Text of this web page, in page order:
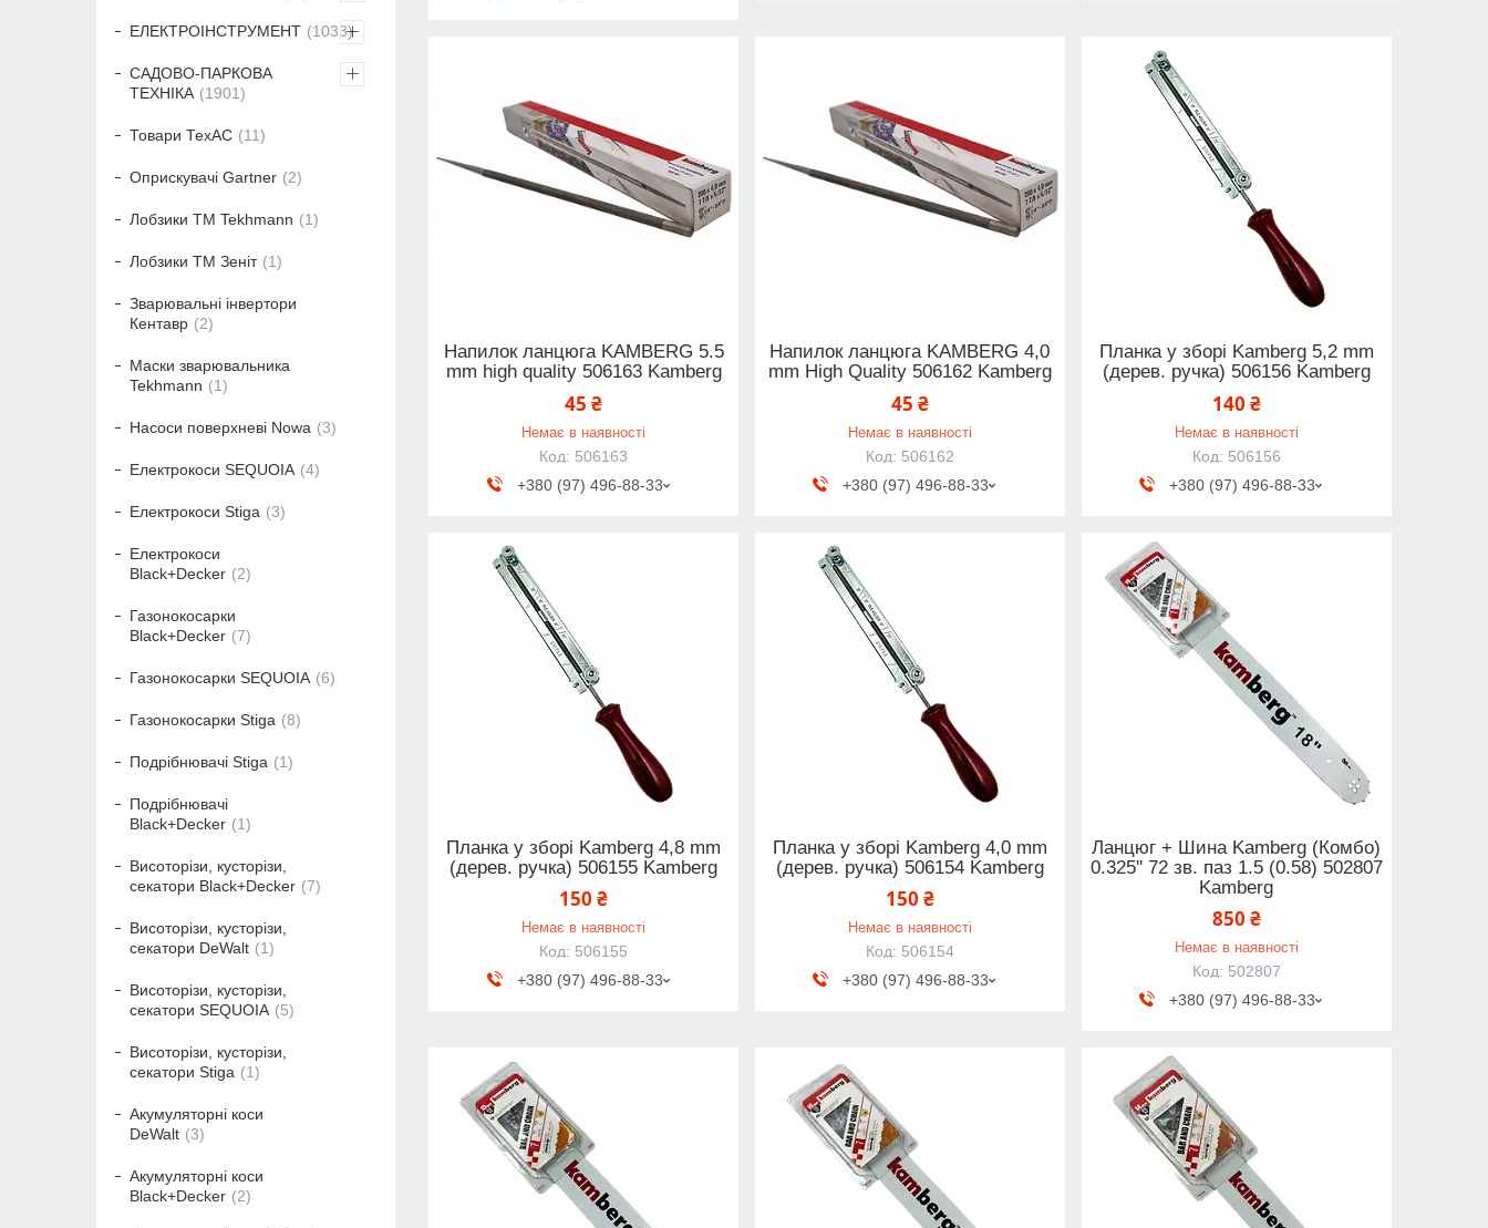
Напилок ланцюга KAMBERG 5.5
mm high quality 506163 Kamberg
45 ₴
Немає в наявності
506163
+380 (97) 496-88-33
Напилок ланцюга KAMBERG 4,0
mm High Quality 506162 Kamberg
45 ₴
Немає в наявності
506162
+380 (97) 496-88-33
Планка у зборі Kamberg 5,2 mm
(дерев. ручка) 506156 Kamberg
140 ₴
Немає в наявності
506156
+380 (97) 496-88-33
Планка у зборі Kamberg 4,8 mm
(дерев. ручка) 506155 Kamberg
150 ₴
Немає в наявності
506155
+380 (97) 496-88-33
Планка у зборі Kamberg 4,0 mm
(дерев. ручка) 506154 Kamberg
150 ₴
Немає в наявності
506154
+380 (97) 496-88-33
Ланцюг + Шина Kamberg (Комбо)
0.325'' 72 зв. паз 1.5 (0.58) 502807
Kamberg
850 ₴
Немає в наявності
502807
+380 (97) 496-88-33
ЕЛЕКТРОІНСТРУМЕНТ 1033
САДОВО-ПАРКОВА
ТЕХНІКА
1901
Товари ТехАС 11
Оприскувачі Gartner 2
Лобзики ТМ Tekhmann 1
Лобзики ТМ Зеніт 1
Зварювальні інвертори
Кентавр
2
Маски зварювальника
Tekhmann
1
Насоси поверхневі Nowa 3
Електрокоси SEQUOIA 4
Електрокоси Stiga 3
Електрокоси
Black+Decker
2
Газонокосарки
Black+Decker
7
Газонокосарки SEQUOIA 6
Газонокосарки Stiga 8
Подрібнювачі Stiga 1
Подрібнювачі
Black+Decker
1
Висоторізи, кусторізи,
секатори Black+Decker
7
Висоторізи, кусторізи,
секатори DeWalt
1
Висоторізи, кусторізи,
секатори SEQUOIA
5
Висоторізи, кусторізи,
секатори Stiga
1
Акумуляторні коси
DeWalt
3
Акумуляторні коси
Black+Decker
2